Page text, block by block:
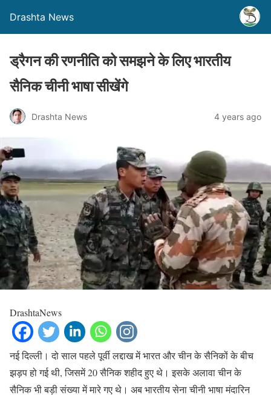
Drashta News
ड्रैगन की रणनीति को समझने के लिए भारतीय
सैनिक चीनी भाषा सीखेंगे
Drashta News 4 years ago
DrashtaNews
नई दिल्ली। दो साल पहले पूर्वी लद्दाख में भारत और चीन के सैनिकों के बीच
झड़प हो गई थी, जिसमें 20 सैनिक शहीद हुए थे। इसके अलावा चीन के
सैनिक भी बड़ी संख्या में मारे गए थे। अब भारतीय सेना चीनी भाषा मंदारिन